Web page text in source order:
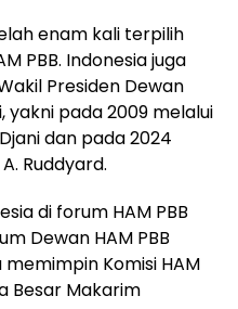
enam kali terpilih
PBB. Indonesia juga
Presiden Dewan
yakni pada 2009 melalui
dan pada 2024
Ruddyard.
di forum HAM PBB
Dewan HAM PBB
Komisi HAM
Besar Makarim